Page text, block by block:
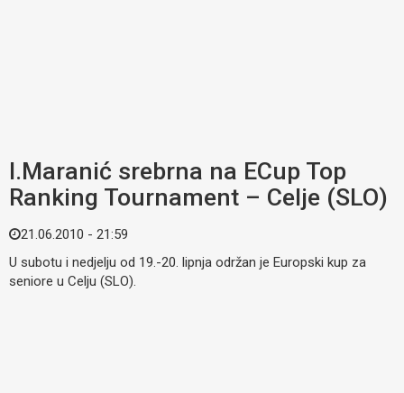
I.Maranić srebrna na ECup Top
Ranking Tournament – Celje (SLO)
21.06.2010 - 21:59
U subotu i nedjelju od 19.-20. lipnja održan je Europski kup za
seniore u Celju (SLO).